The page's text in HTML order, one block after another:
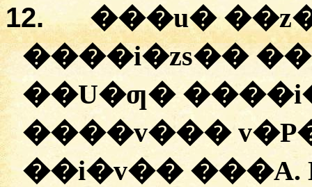
12. ���u��
����i�zs��
��U�ƣ��
����v���
��i�v�����A.